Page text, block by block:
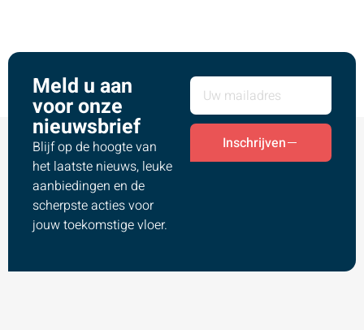
Meld u aan
voor onze
nieuwsbrief
Blijf op de hoogte van
het laatste nieuws, leuke
aanbiedingen en de
scherpste acties voor
jouw toekomstige vloer.
Inschrijven